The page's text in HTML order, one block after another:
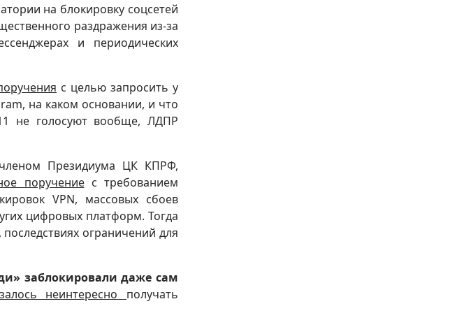
на блокировку соцсетей
раздражения из-за
и периодических
с целью запросить у
на каком основании, и что
не голосуют вообще, ЛДПР
членом Президиума ЦК КПРФ,
поручениес требованием
VPN, массовых сбоев
цифровых платформ. Тогда
ограничений для
заблокировали даже сам
неинтересно получать